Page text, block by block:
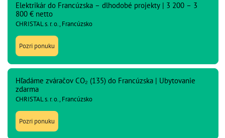
Elektrikár do Francúzska – dlhodobé projekty | 3 200 – 3
800 € netto
CHRISTAL s. r. o., Francúzsko
Pozri ponuku
Hľadáme zváračov CO₂ (135) do Francúzska | Ubytovanie
zdarma
CHRISTAL s. r. o., Francúzsko
Pozri ponuku